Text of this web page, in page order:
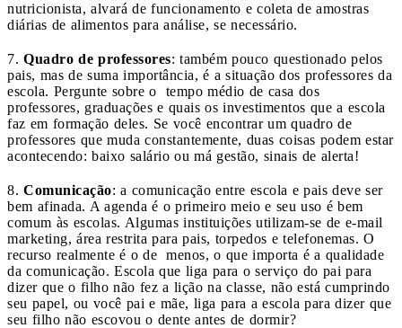
nutricionista, alvará de funcionamento e coleta de amostras
diárias de alimentos para análise, se necessário.
7. Quadro de professores: também pouco questionado pelos
pais, mas de suma importância, é a situação dos professores da
escola. Pergunte sobre o tempo médio de casa dos
professores, graduações e quais os investimentos que a escola
faz em formação deles. Se você encontrar um quadro de
professores que muda constantemente, duas coisas podem estar
acontecendo: baixo salário ou má gestão, sinais de alerta!
8. Comunicação: a comunicação entre escola e pais deve ser
bem afinada. A agenda é o primeiro meio e seu uso é bem
comum às escolas. Algumas instituições utilizam-se de e-mail
marketing, área restrita para pais, torpedos e telefonemas. O
recurso realmente é o de menos, o que importa é a qualidade
da comunicação. Escola que liga para o serviço do pai para
dizer que o filho não fez a lição na classe, não está cumprindo
seu papel, ou você pai e mãe, liga para a escola para dizer que
seu filho não escovou o dente antes de dormir?